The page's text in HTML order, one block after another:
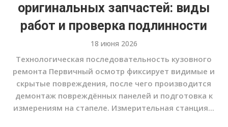
оригинальных запчастей: виды
работ и проверка подлинности
18 июня 2026
Технологическая последовательность кузовного
ремонта Первичный осмотр фиксирует видимые и
скрытые повреждения, после чего производится
демонтаж повреждённых панелей и подготовка к
измерениям на стапеле. Измерительная станция...